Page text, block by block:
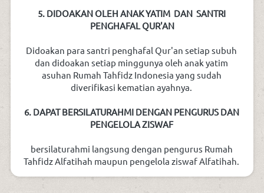
5. DIDOAKAN OLEH ANAK YATIM  DAN  SANTRI
PENGHAFAL QUR'AN
Didoakan para santri penghafal Qur'an setiap subuh
dan didoakan setiap minggunya oleh anak yatim
asuhan Rumah Tahfidz Indonesia yang sudah
diverifikasi kematian ayahnya.
6. DAPAT BERSILATURAHMI DENGAN PENGURUS DAN
PENGELOLA ZISWAF
bersilaturahmi langsung dengan pengurus Rumah
Tahfidz Alfatihah maupun pengelola ziswaf Alfatihah.